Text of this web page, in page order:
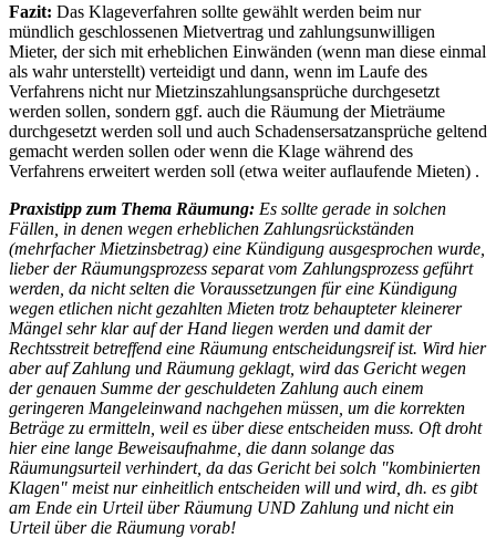
Fazit: Das Klageverfahren sollte gewählt werden beim nur
mündlich geschlossenen Mietvertrag und zahlungsunwilligen
Mieter, der sich mit erheblichen Einwänden (wenn man diese einmal
als wahr unterstellt) verteidigt und dann, wenn im Laufe des
Verfahrens nicht nur Mietzinszahlungsansprüche durchgesetzt
werden sollen, sondern ggf. auch die Räumung der Mieträume
durchgesetzt werden soll und auch Schadensersatzansprüche geltend
gemacht werden sollen oder wenn die Klage während des
Verfahrens erweitert werden soll (etwa weiter auflaufende Mieten) .
Praxistipp zum Thema Räumung: Es sollte gerade in solchen
Fällen, in denen wegen erheblichen Zahlungsrückständen
(mehrfacher Mietzinsbetrag) eine Kündigung ausgesprochen wurde,
lieber der Räumungsprozess separat vom Zahlungsprozess geführt
werden, da nicht selten die Voraussetzungen für eine Kündigung
wegen etlichen nicht gezahlten Mieten trotz behaupteter kleinerer
Mängel sehr klar auf der Hand liegen werden und damit der
Rechtsstreit betreffend eine Räumung entscheidungsreif ist. Wird hier
aber auf Zahlung und Räumung geklagt, wird das Gericht wegen
der genauen Summe der geschuldeten Zahlung auch einem
geringeren Mangeleinwand nachgehen müssen, um die korrekten
Beträge zu ermitteln, weil es über diese entscheiden muss. Oft droht
hier eine lange Beweisaufnahme, die dann solange das
Räumungsurteil verhindert, da das Gericht bei solch "kombinierten
Klagen" meist nur einheitlich entscheiden will und wird, dh. es gibt
am Ende ein Urteil über Räumung UND Zahlung und nicht ein
Urteil über die Räumung vorab!